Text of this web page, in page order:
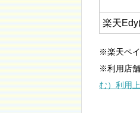
楽天
※楽天ペ
※利用店
む）利用